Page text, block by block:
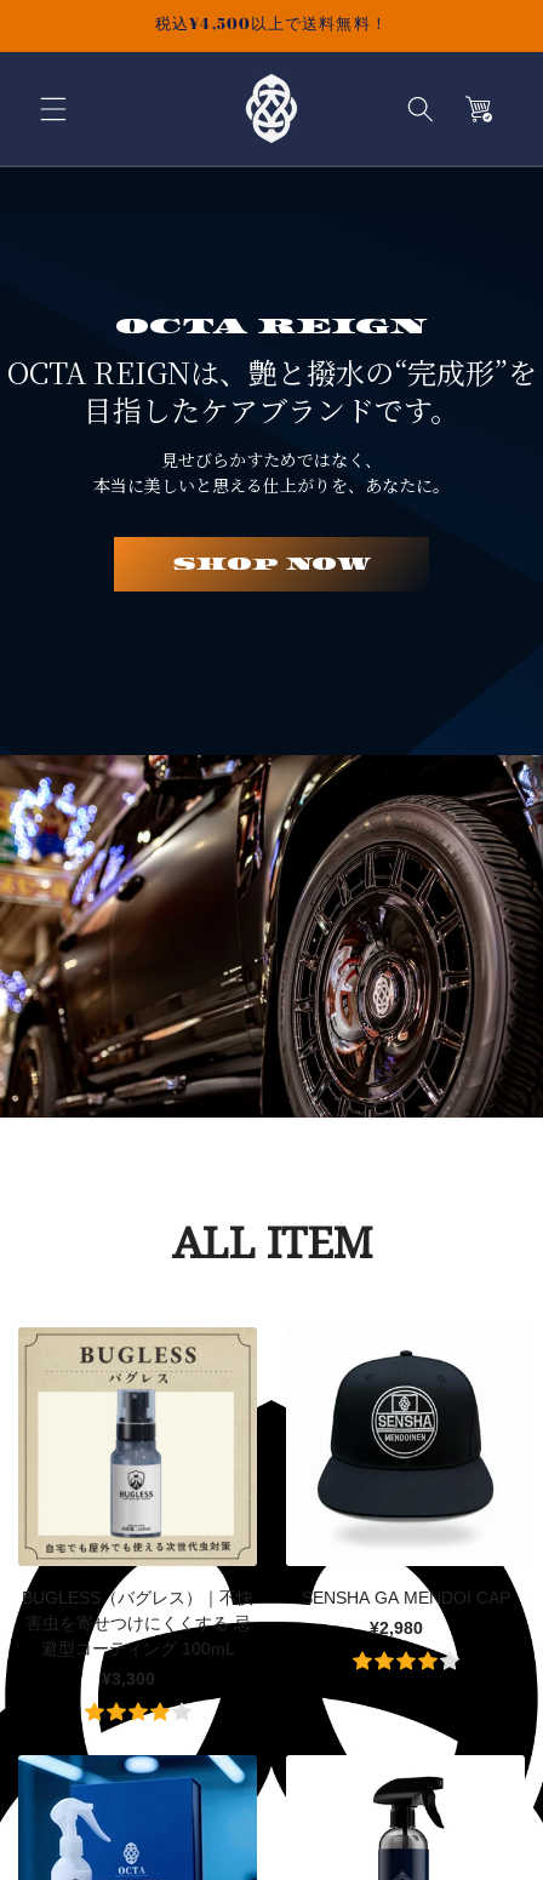
進む
税込¥4,500以上で送料無料！
ー
OCTA REIGN
OCTA REIGNは、艶と撥水の“完成形”を
目指したケアブランドです。
見せびらかすためではなく、
本当に美しいと思える仕上がりを、あなたに。
SHOP NOW
ALL ITEM
BUGLESS（バグレス）｜不快
害虫を寄せつけにくくする 忌
避型コーティング 100mL
¥3,300
SENSHA GA MENDOI CAP
¥2,980